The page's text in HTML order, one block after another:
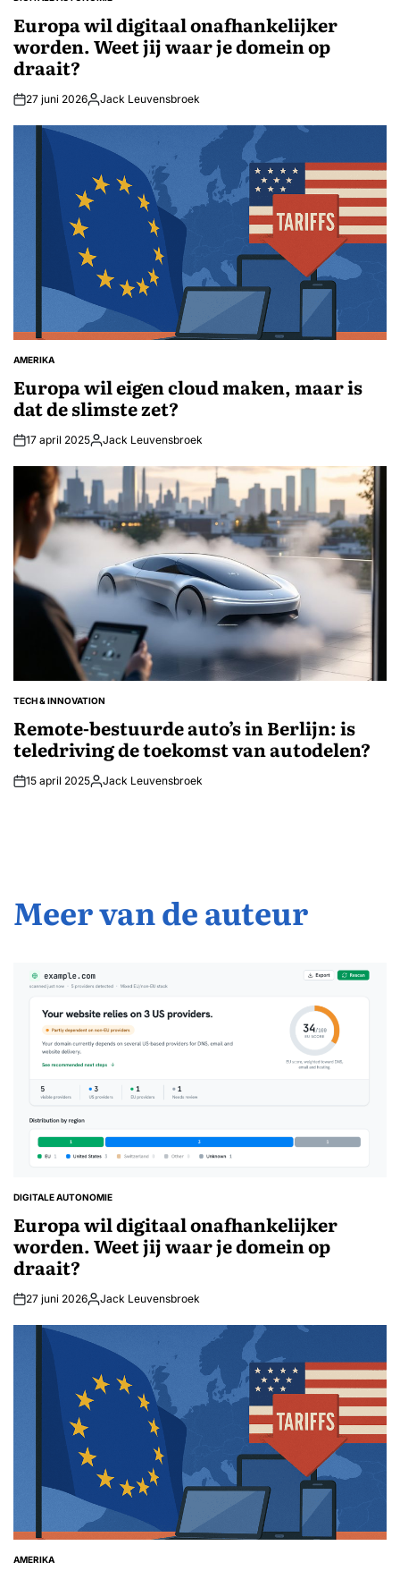
GEPLAATST
Europa wil digitaal onafhankelijker
worden. Weet jij waar je domein op
draait?
27 juni 2026Geplaatst
Jack Leuvensbroek
GEPLAATST
AMERIKA
Europa wil eigen cloud maken, maar is
dat de slimste zet?
17 april 2025Geplaatst
Jack Leuvensbroek
GEPLAATST
TECH & INNOVATION
Remote-bestuurde auto’s in Berlijn: is
teledriving de toekomst van autodelen?
15 april 2025Geplaatst
Jack Leuvensbroek
Meer van de auteur
GEPLAATST
DIGITALE AUTONOMIE
Europa wil digitaal onafhankelijker
worden. Weet jij waar je domein op
draait?
27 juni 2026Geplaatst
Jack Leuvensbroek
GEPLAATST
AMERIKA